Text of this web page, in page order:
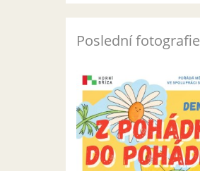
Poslední fotografie